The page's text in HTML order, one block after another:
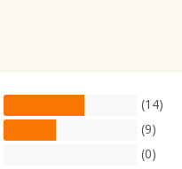
(14)
(9)
(0)